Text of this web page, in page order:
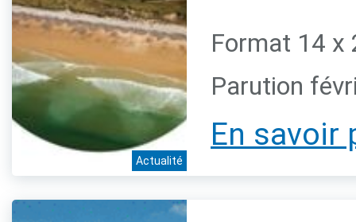
Actualité
Format 14 x
Parution
En savoir